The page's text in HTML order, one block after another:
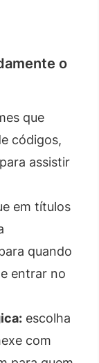
o
que
códigos,
assistir
em títulos
quando
entrar no
escolha
com